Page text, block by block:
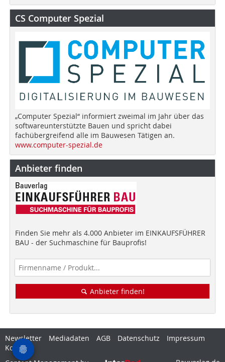
CS Computer Spezial
„Computer Spezial“ informiert zweimal im Jahr über das
softwareunterstützte Bauen und spricht dabei
fachübergreifend alle im Bauwesen Tätigen an.
www.computer-spezial.de
Anbieter finden
Finden Sie mehr als 4.000 Anbieter im EINKAUFSFÜHRER
BAU - der Suchmaschine für Bauprofis!
Anbieter finden!
Newsletter Mediadaten AGB Datenschutz
Impressum
Kontakt